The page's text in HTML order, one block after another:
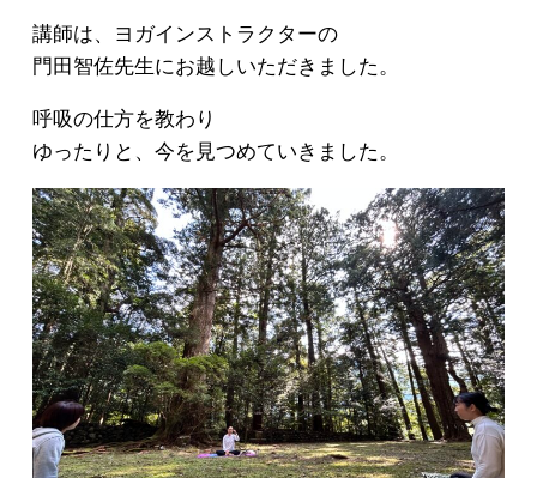
講師は、ヨガインストラクターの
門田智佐先生にお越しいただきました。
呼吸の仕方を教わり
ゆったりと、今を見つめていきました。